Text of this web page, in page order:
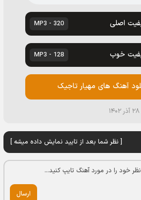
اصلی 320 - MP3
خوب 128 - MP3
آهنگ های مهیار تاجیک
[ نظر شما بعد از تایید نمایش داده میشه ]
ارسال